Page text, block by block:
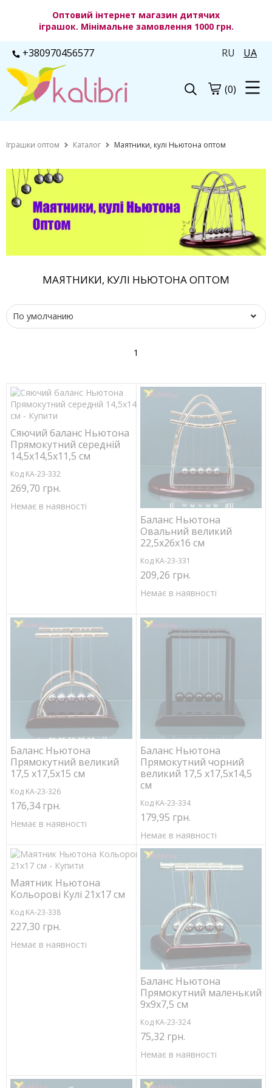
Оптовий інтернет магазин дитячих
іграшок. Мінімальне замовлення 1000 грн.
+380970456577 RU UA
(0)
Іграшки оптом Каталог Маятники, кулі Ньютона оптом
МАЯТНИКИ, КУЛІ НЬЮТОНА ОПТОМ
1
Сяючий баланс Ньютона
Прямокутний середній
14,5х14,5х11,5 см
Код KA-23-332
269,70 грн.
Немає в наявності
Баланс Ньютона
Овальний великий
22,5х26х16 см
Код KA-23-331
209,26 грн.
Немає в наявності
Баланс Ньютона
Прямокутний великий
17,5 х17,5х15 см
Код KA-23-326
176,34 грн.
Немає в наявності
Баланс Ньютона
Прямокутний чорний
великий 17,5 х17,5х14,5
см
Код KA-23-334
179,95 грн.
Немає в наявності
Маятник Ньютона
Кольорові Кулі 21х17 см
Код KA-23-338
227,30 грн.
Немає в наявності
Баланс Ньютона
Прямокутний маленький
9х9х7,5 см
Код KA-23-324
75,32 грн.
Немає в наявності